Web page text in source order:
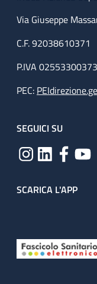
Via Giuseppe
C.F. 92038610371
P.IVA 02553300373
PEC:
SEGUICI SU
SCARICA L'APP